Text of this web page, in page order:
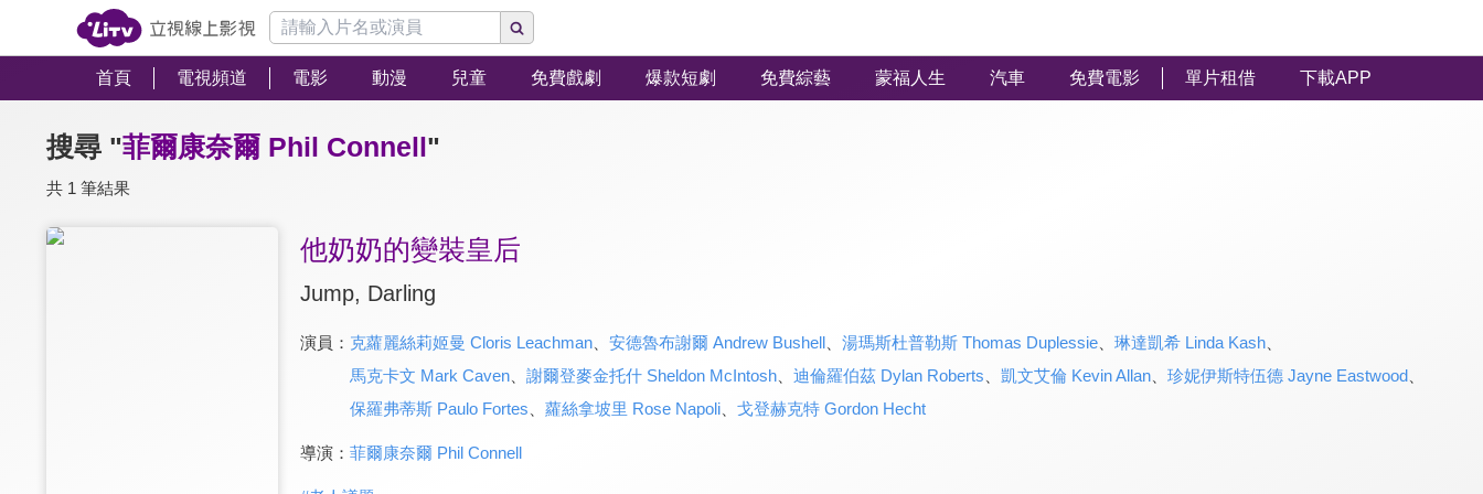
首頁 電視頻道 電影 動漫 兒童 免費戲劇 爆款短劇 免費綜藝 蒙福人生 汽車 免費電影 單片租借 下載APP
搜尋 "菲爾康奈爾 Phil Connell"
共 1 筆結果
他奶奶的變裝皇后
Jump, Darling
演員： 克蘿麗絲莉姬曼 Cloris Leachman、 安德魯布謝爾 Andrew Bushell、 湯瑪斯杜普勒斯 Thomas Duplessie、 琳達凱希 Linda Kash、
馬克卡文 Mark Caven、 謝爾登麥金托什 Sheldon McIntosh、 迪倫羅伯茲 Dylan Roberts 凱文艾倫 Kevin Allan、 珍妮伊斯特伍德 Jayne Eastwood、
保羅弗蒂斯 Paulo Fortes
蘿絲拿坡里 Rose Napoli、 戈登赫克特 Gordon Hecht
導演： 菲爾康奈爾 Phil Connell